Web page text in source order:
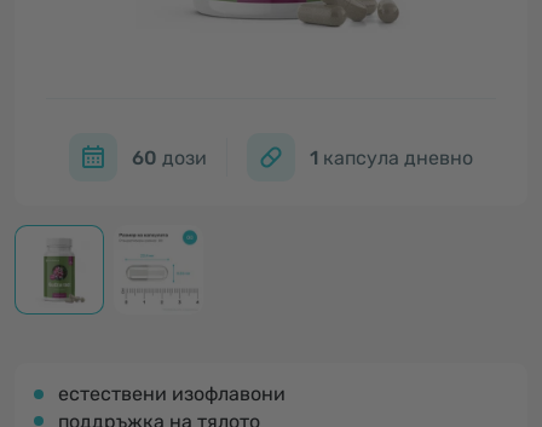
60 дози 1 капсула дневно
естествени изофлавони
поддръжка на тялото